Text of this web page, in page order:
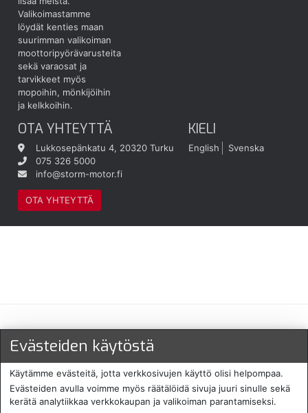
Valikoimastamme
löydät kenties maan
suurimman valikoiman
moottoripyörävarusteita
sekä varaosat ja
tarvikkeet myös
mopoihin, mönkijöihin
ja kelkkoihin.
OTA YHTEYTTÄ
Lukkosepänkatu 4, 20320 Turku
075 326 5000
info@storm-motor.fi
OTA YHTEYTTÄ
KIELI
English Svenska
Maksu- ja toimitustavat
Evästeiden käytöstä
Käytämme evästeitä, jotta verkkosivujen käyttö olisi helpompaa.
Evästeiden avulla voimme myös räätälöidä sivuja juuri sinulle sekä
kerätä analytiikkaa verkkokaupan ja valikoiman parantamiseksi.